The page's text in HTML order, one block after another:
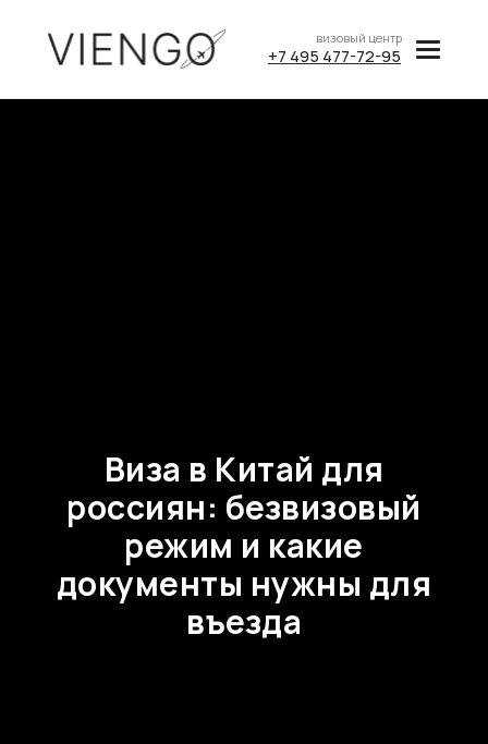
+7 495 477-72-95
визовый центр
Виза в Китай для
россиян: безвизовый
режим и какие
документы нужны для
въезда